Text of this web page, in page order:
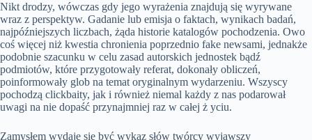
Nikt drodzy, wówczas gdy jego wyrażenia znajdują się wyrywane
wraz z perspektyw. Gadanie lub emisja o faktach, wynikach badań,
najpóźniejszych liczbach, żąda historie katalogów pochodzenia. Owo
coś więcej niż kwestia chronienia poprzednio fake newsami, jednakże
podobnie szacunku w celu zasad autorskich jednostek bądź
podmiotów, które przygotowały referat, dokonały obliczeń,
poinformowały glob na temat oryginalnym wydarzeniu. Wszyscy
pochodzą clickbaity, jak i również niemal każdy z nas podarował
uwagi na nie dopaść przynajmniej raz w całej ż yciu.
Zamysłem wydaje się być wykaz słów twórcy wyjąwszy